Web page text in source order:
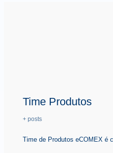
Time Produtos
+ posts
Time de Produtos eCOMEX é